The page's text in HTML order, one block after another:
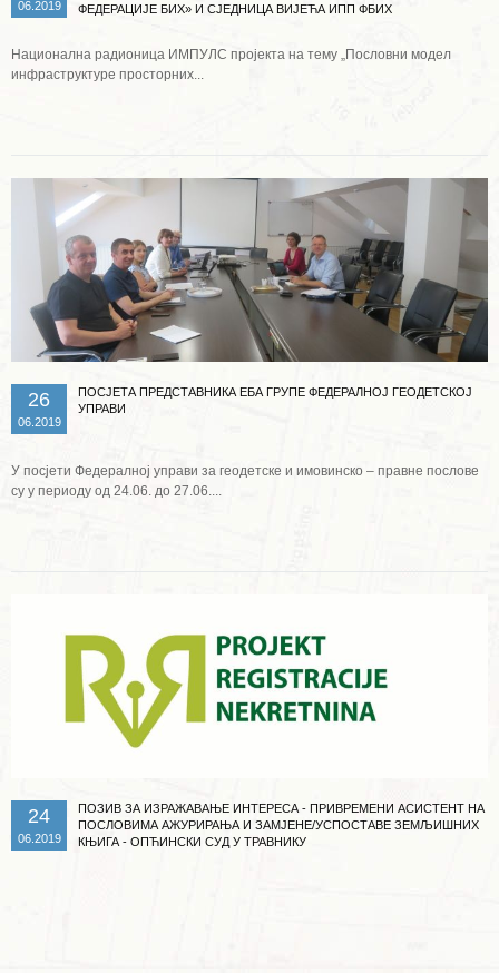
06.2019
ФЕДЕРАЦИЈЕ БИХ» И СЈЕДНИЦА ВИЈЕЋА ИПП ФБИХ
Национална радионица ИМПУЛС пројекта на тему „Пословни модел
инфраструктуре просторних...
26
06.2019
ПОСЈЕТА ПРЕДСТАВНИКА ЕБА ГРУПЕ ФЕДЕРАЛНОЈ ГЕОДЕТСКОЈ
УПРАВИ
У посјети Федералној управи за геодетске и имовинско – правне послове
су у периоду од 24.06. до 27.06....
24
06.2019
ПОЗИВ ЗА ИЗРАЖАВАЊЕ ИНТЕРЕСА - ПРИВРЕМЕНИ АСИСТЕНТ НА
ПОСЛОВИМА АЖУРИРАЊА И ЗАМЈЕНЕ/УСПОСТАВЕ ЗЕМЉИШНИХ
КЊИГА - ОПЋИНСКИ СУД У ТРАВНИКУ